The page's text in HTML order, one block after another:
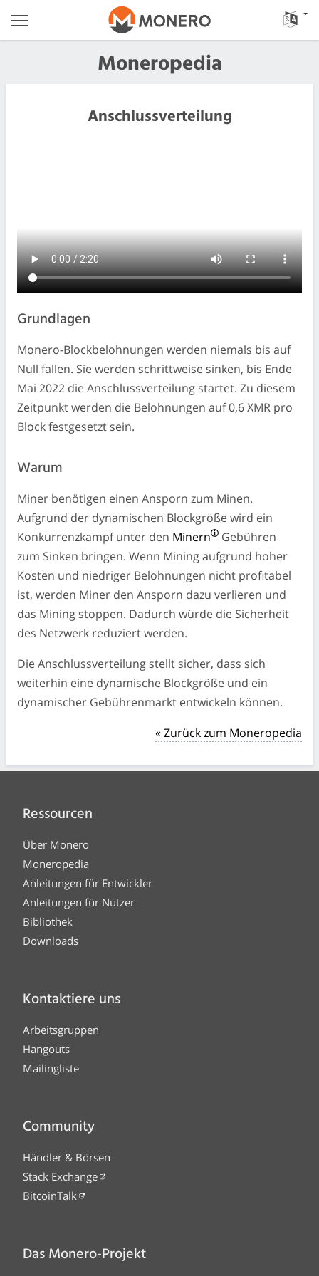
Moneropedia
Anschlussverteilung
Grundlagen
Monero-Blockbelohnungen werden niemals bis auf
Null fallen. Sie werden schrittweise sinken, bis Ende
Mai 2022 die Anschlussverteilung startet. Zu diesem
Zeitpunkt werden die Belohnungen auf 0,6 XMR pro
Block festgesetzt sein.
Warum
Miner benötigen einen Ansporn zum Minen.
Aufgrund der dynamischen Blockgröße wird ein
Konkurrenzkampf unter den Minern
Gebühren
zum Sinken bringen. Wenn Mining aufgrund hoher
Kosten und niedriger Belohnungen nicht profitabel
ist, werden Miner den Ansporn dazu verlieren und
das Mining stoppen. Dadurch würde die Sicherheit
des Netzwerk reduziert werden.
Die Anschlussverteilung stellt sicher, dass sich
weiterhin eine dynamische Blockgröße und ein
dynamischer Gebührenmarkt entwickeln können.
« Zurück zum Moneropedia
Ressourcen
Über Monero
Moneropedia
Anleitungen für Entwickler
Anleitungen für Nutzer
Bibliothek
Downloads
Kontaktiere uns
Arbeitsgruppen
Hangouts
Mailingliste
Community
Händler & Börsen
Stack Exchange
BitcoinTalk
Das Monero-Projekt